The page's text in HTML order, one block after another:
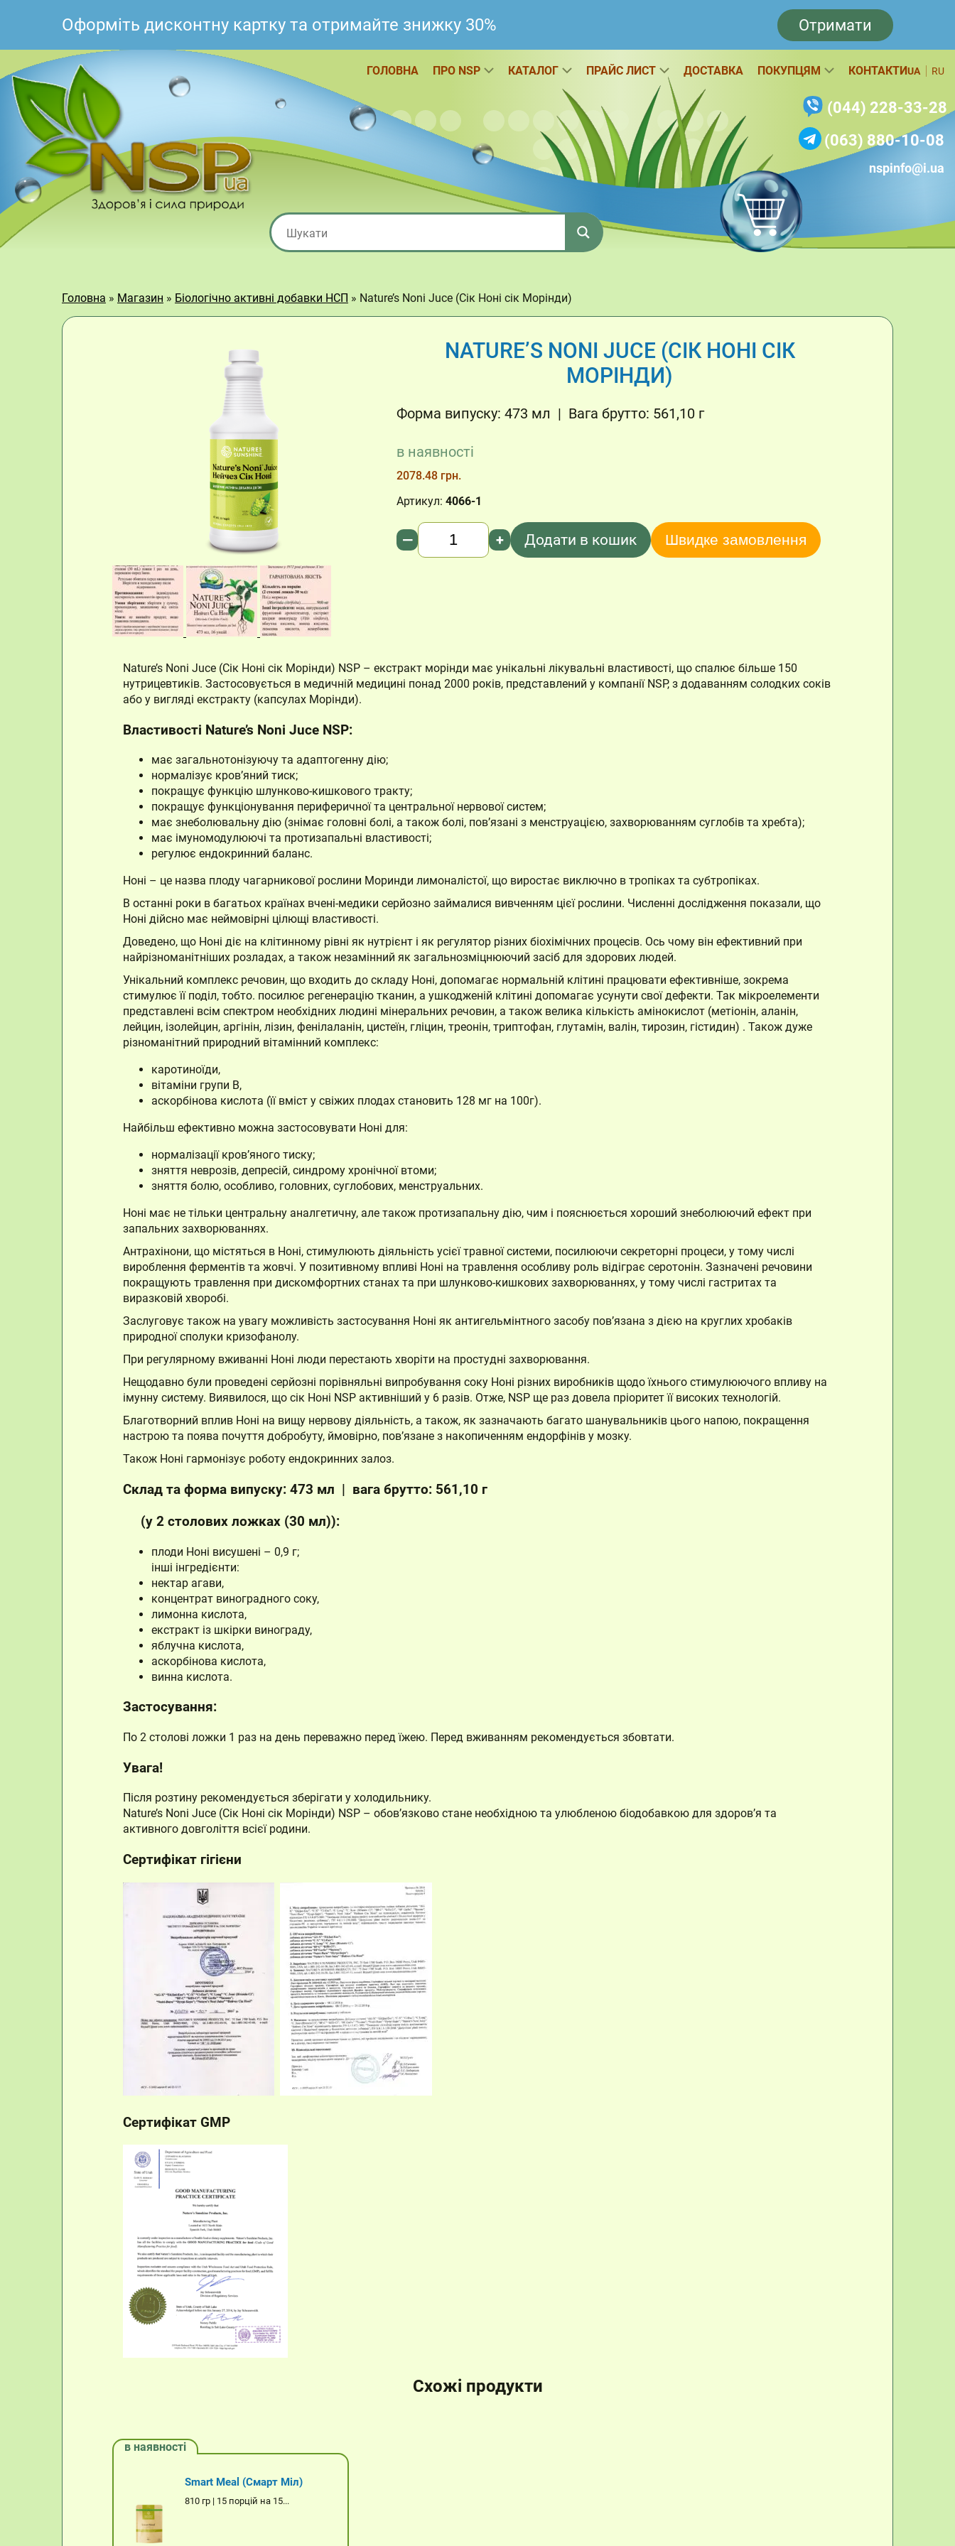
ГОЛОВНА ПРО NSP КАТАЛОГ ПРАЙС ЛИСТ ДОСТАВКА ПОКУПЦЯМ КОНТАКТИUA RU
(044) 228-33-28
(063) 880-10-08
nspinfo@i.ua
Оформіть дисконтну картку та отримайте знижку 30% Отримати
Головна » Магазин » Біологічно активні добавки НСП » Nature’s Noni Juce (Сік Ноні сік Морінди)
NATURE’S NONI JUCE (СІК НОНІ СІК
МОРІНДИ)
Форма випуску: 473 мл | Вага брутто: 561,10 г
в наявності
2078.48 грн.
Артикул: 4066-1
Кількість
— + Додати в кошик Швидке замовлення
Nature’s Noni Juce (Сік Ноні сік Морінди) NSP – eкстракт морінди має унікальні лікувальні властивості, що спалює більше 150
нутрицевтиків. Застосовується в медичній медицині понад 2000 років, представлений у компанії NSP, з додаванням солодких соків
або у вигляді екстракту (капсулах Морінди).
Властивості Nature’s Noni Juce NSP:
має загальнотонізуючу та адаптогенну дію;
нормалізує кров’яний тиск;
покращує функцію шлунково-кишкового тракту;
покращує функціонування периферичної та центральної нервової систем;
має знеболювальну дію (знімає головні болі, а також болі, пов’язані з менструацією, захворюванням суглобів та хребта);
має імуномодулюючі та протизапальні властивості;
регулює ендокринний баланс.
Ноні – це назва плоду чагарникової рослини Моринди лимоналістої, що виростає виключно в тропіках та субтропіках.
В останні роки в багатьох країнах вчені-медики серйозно займалися вивченням цієї рослини. Численні дослідження показали, що
Ноні дійсно має неймовірні цілющі властивості.
Доведено, що Ноні діє на клітинному рівні як нутрієнт і як регулятор різних біохімічних процесів. Ось чому він ефективний при
найрізноманітніших розладах, а також незамінний як загальнозміцнюючий засіб для здорових людей.
Унікальний комплекс речовин, що входить до складу Ноні, допомагає нормальній клітині працювати ефективніше, зокрема
стимулює її поділ, тобто. посилює регенерацію тканин, а ушкодженій клітині допомагає усунути свої дефекти. Так мікроелементи
представлені всім спектром необхідних людині мінеральних речовин, а також велика кількість амінокислот (метіонін, аланін,
лейцин, ізолейцин, аргінін, лізин, фенілаланін, цистеїн, гліцин, треонін, триптофан, глутамін, валін, тирозин, гістидин) . Також дуже
різноманітний природний вітамінний комплекс:
каротиноїди,
вітаміни групи B,
аскорбінова кислота (її вміст у свіжих плодах становить 128 мг на 100г).
Найбільш ефективно можна застосовувати Ноні для:
нормалізації кров’яного тиску;
зняття неврозів, депресій, синдрому хронічної втоми;
зняття болю, особливо, головних, суглобових, менструальних.
Ноні має не тільки центральну аналгетичну, але також протизапальну дію, чим і пояснюється хороший знеболюючий ефект при
запальних захворюваннях.
Антрахінони, що містяться в Ноні, стимулюють діяльність усієї травної системи, посилюючи секреторні процеси, у тому числі
вироблення ферментів та жовчі. У позитивному впливі Ноні на травлення особливу роль відіграє серотонін. Зазначені речовини
покращують травлення при дискомфортних станах та при шлунково-кишкових захворюваннях, у тому числі гастритах та
виразковій хворобі.
Заслуговує також на увагу можливість застосування Ноні як антигельмінтного засобу пов’язана з дією на круглих хробаків
природної сполуки кризофанолу.
При регулярному вживанні Ноні люди перестають хворіти на простудні захворювання.
Нещодавно були проведені серйозні порівняльні випробування соку Ноні різних виробників щодо їхнього стимулюючого впливу на
імунну систему. Виявилося, що сік Ноні NSP активніший у 6 разів. Отже, NSP ще раз довела пріоритет її високих технологій.
Благотворний вплив Ноні на вищу нервову діяльність, а також, як зазначають багато шанувальників цього напою, покращення
настрою та поява почуття добробуту, ймовірно, пов’язане з накопиченням ендорфінів у мозку.
Також Ноні гармонізує роботу ендокринних залоз.
Склад та форма випуску: 473 мл | вага брутто: 561,10 г
(у 2 столових ложках (30 мл)):
плоди Ноні висушені – 0,9 г;
інші інгредієнти:
нектар агави,
концентрат виноградного соку,
лимонна кислота,
екстракт із шкірки винограду,
яблучна кислота,
аскорбінова кислота,
винна кислота.
Застосування:
По 2 столові ложки 1 раз на день переважно перед їжею. Перед вживанням рекомендується збовтати.
Увага!
Після розтину рекомендується зберігати у холодильнику.
Nature’s Noni Juce (Сік Ноні сік Морінди) NSP – обов’язково стане необхідною та улюбленою біодобавкою для здоров’я та
активного довголіття всієї родини.
Сертифікат гігієни
Сертифікат GMP
Схожі продукти
в наявності
Smart Meal (Смарт Міл)
810 гр | 15 порцій на 15...